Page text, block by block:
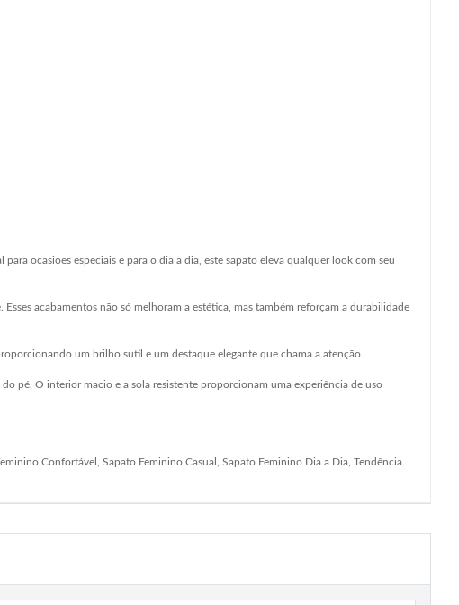
ocasiões especiais e para o dia a dia, este sapato eleva qualquer look com seu
acabamentos não só melhoram a estética, mas também reforçam a durabilidade
um brilho sutil e um destaque elegante que chama a atenção.
pé. O interior macio e a sola resistente proporcionam uma experiência de uso
Confortável, Sapato Feminino Casual, Sapato Feminino Dia a Dia, Tendência.